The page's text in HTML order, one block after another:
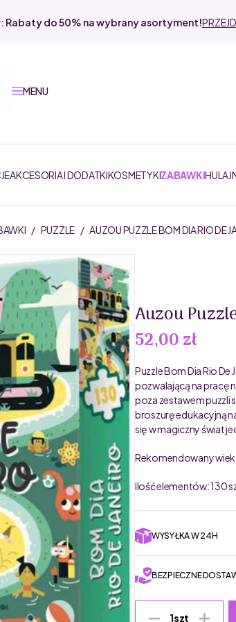
Rabaty do 50% na wybrany asortyment!
MENU
AKCESORIA I DODATKIKOSMETYKIZABAWKI
/ PUZZLE / AUZOU PUZZLE BOM DIA RIO DE
Auzou
52,00 zł
Puzzle Bom Dia Rio
pozwalającą na pracę
poza zestawem puzzli
broszurę edukacyjną
się w magiczny świat
Rekomendowany
Ilość elementów: 130
WYSYŁKA W 24H
BEZPIECZNE
1szt